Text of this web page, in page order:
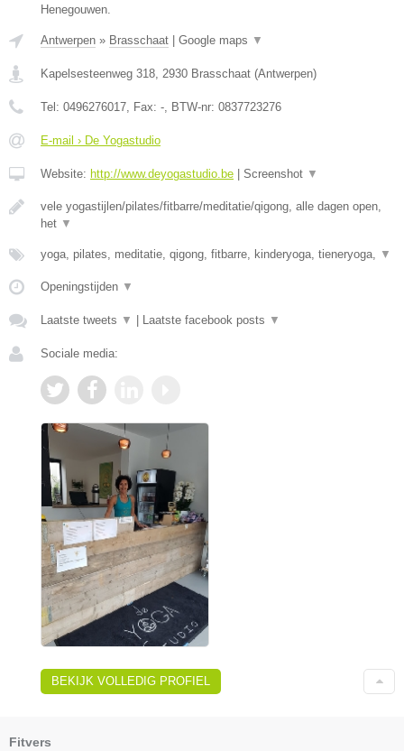
Henegouwen.
Antwerpen » Brasschaat | Google maps ▼
Kapelsesteenweg 318 2930 Brasschaat (Antwerpen)
Tel: 0496276017 , Fax: - , BTW-nr: 0837723276
E-mail › De Yogastudio
Website: http://www.deyogastudio.be | Screenshot ▼
vele yogastijlen/pilates/fitbarre/meditatie/qigong, alle dagen open,
het ▼
yoga, pilates, meditatie, qigong, fitbarre, kinderyoga, tieneryoga, ▼
Openingstijden ▼
Laatste tweets ▼ | Laatste facebook posts ▼
Sociale media:
BEKIJK VOLLEDIG PROFIEL
Fitvers